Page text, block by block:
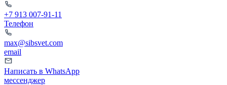
+7 913 007-91-11
Телефон
max@sibsvet.com
email
Написать в WhatsApp
мессенджер